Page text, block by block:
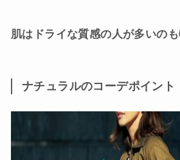
肌はドライな質感の人が多いの
ナチュラルのコーデポイント